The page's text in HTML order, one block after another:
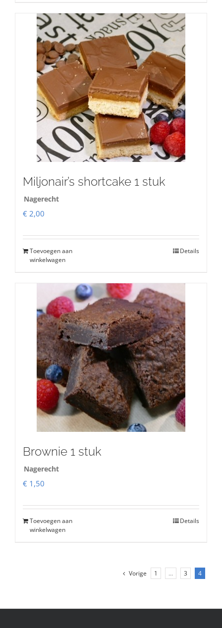
Miljonair’s shortcake 1 stuk
Nagerecht
€ 2,00
Toevoegen aan
winkelwagen
Details
Brownie 1 stuk
Nagerecht
€ 1,50
Toevoegen aan
winkelwagen
Details
Vorige 1 … 3 4